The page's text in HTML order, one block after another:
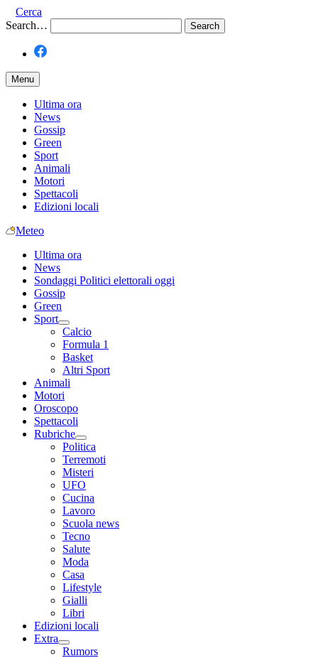
Cerca
Search…
Menu
Ultima ora
News
Gossip
Green
Sport
Animali
Motori
Spettacoli
Edizioni locali
Meteo
Ultima ora
News
Sondaggi Politici elettorali oggi
Gossip
Green
Sport
Calcio
Formula 1
Basket
Altri Sport
Animali
Motori
Oroscopo
Spettacoli
Rubriche
Politica
Terremoti
Misteri
UFO
Cucina
Lavoro
Scuola news
Tecno
Salute
Moda
Casa
Lifestyle
Gialli
Libri
Edizioni locali
Extra
Rumors